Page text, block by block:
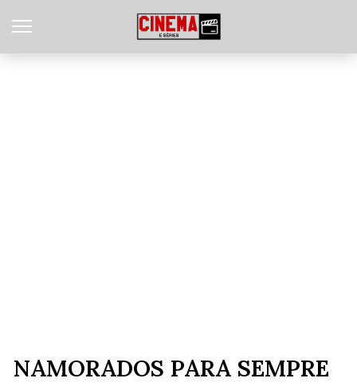
NAMORADOS PARA SEMPRE